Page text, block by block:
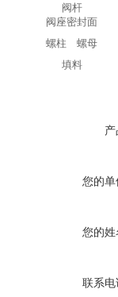
阀杆
阀座密封面
螺柱 螺母
填料
您的单
您的姓
联系电